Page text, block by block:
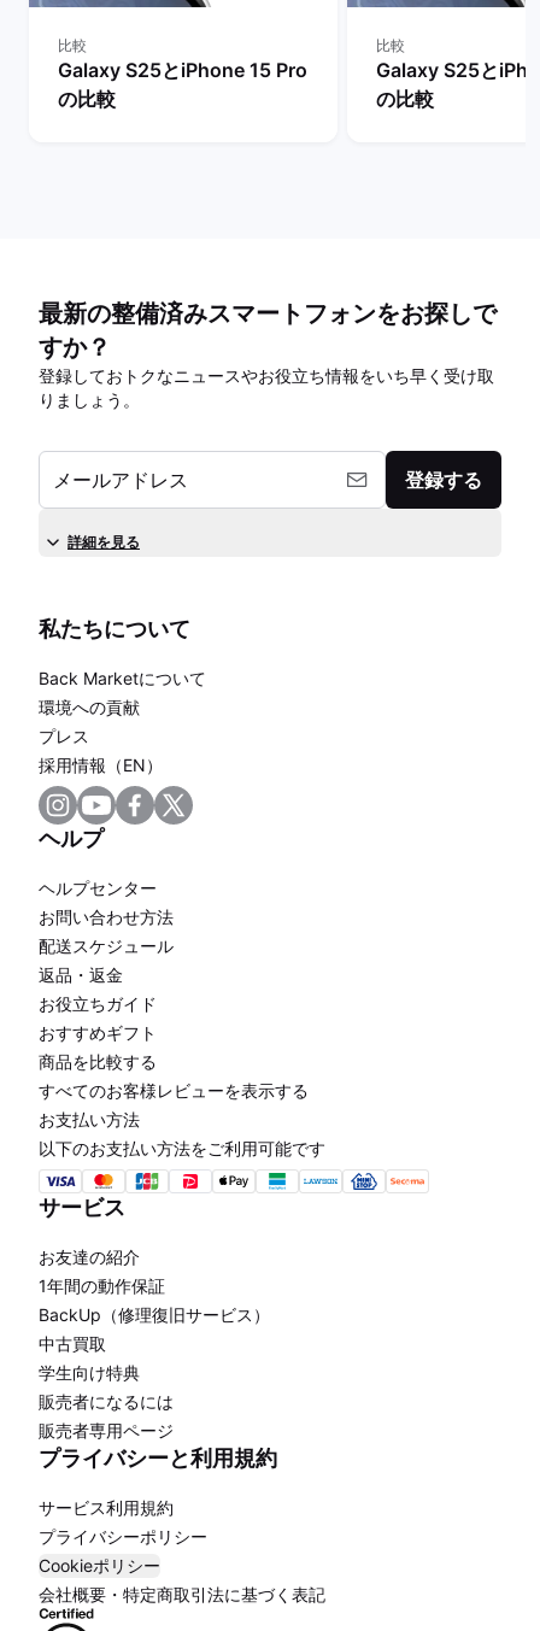
比較
Galaxy S25とiPhone 15 Pro
の比較
比較
Galaxy S25と
の比較
最新の整備済みスマートフォンをお探しで
すか？
登録しておトクなニュースやお役立ち情報をいち早く受け取
りましょう。
メールアドレス 登録する
詳細を見る
私たちについて
Back Marketについて
環境への貢献
プレス
採用情報（EN）
ヘルプ
ヘルプセンター
お問い合わせ方法
配送スケジュール
返品・返金
お役立ちガイド
おすすめギフト
商品を比較する
すべてのお客様レビューを表示する
お支払い方法
以下のお支払い方法をご利用可能です
サービス
お友達の紹介
1年間の動作保証
BackUp（修理復旧サービス）
中古買取
学生向け特典
販売者になるには
販売者専用ページ
プライバシーと利用規約
サービス利用規約
プライバシーポリシー
Cookieポリシー
会社概要・特定商取引法に基づく表記